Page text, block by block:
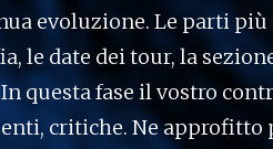
evoluzione. Le parti
le date dei tour, la
questa fase il vostro
critiche. Ne approfitto